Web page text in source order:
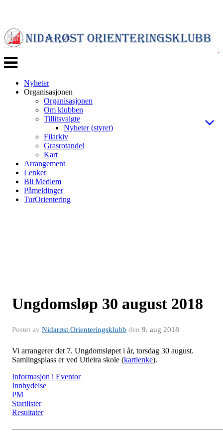
Veksle
navigasjon
Nyheter
Organisasjonen
Organisasjonen
Om klubben
Tillitsvalgte
Nyheter (styret)
Filarkiv
Grasrotandel
Kart
Arrangement
Lenker
Bli Medlem
Påmeldinger
TurOrientering
Ungdomsløp 30 august 2018
Postet av Nidarøst Orienteringsklubb den 9. aug 2018
Vi arrangerer det 7. Ungdomsløpet i år, torsdag 30 august.
Samlingsplass er ved Utleira skole (kartlenke).
Informasjon i Eventor
Innbydelse
PM
Startlister
Resultater